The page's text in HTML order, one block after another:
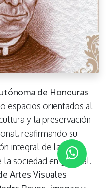
de Honduras
espacios orientados al
y la preservación
reafirmando su
integral de la
la sociedad en general.
Artes Visuales